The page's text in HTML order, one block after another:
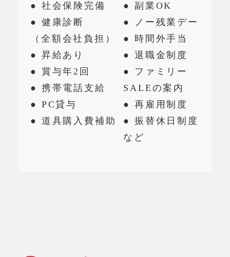
● 社会保険完備
● 健康診断
（全額会社負担）
● 昇給あり
● 賞与年2回
● 携帯電話支給
● PC貸与
● 道具購入費補助
● 副業OK
● ノー残業デー
● 時間外手当
● 退職金制度
● ファミリー
SALEの案内
● 再雇用制度
● 振替休日制度
など